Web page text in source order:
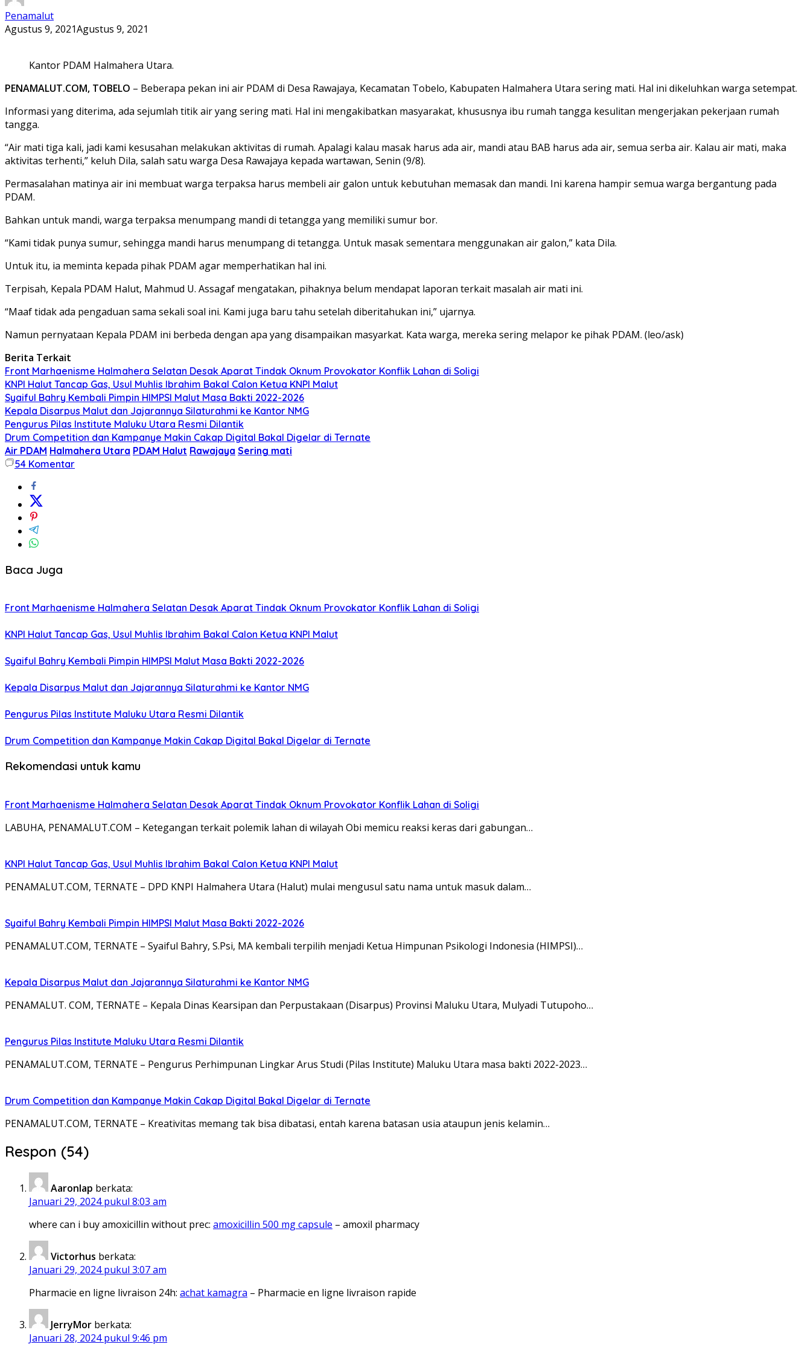
Penamalut
Agustus 9, 2021Agustus 9, 2021
Kantor PDAM Halmahera Utara.
PENAMALUT.COM, TOBELO – Beberapa pekan ini air PDAM di Desa Rawajaya, Kecamatan Tobelo, Kabupaten Halmahera Utara sering mati. Hal ini dikeluhkan warga setempat.
Informasi yang diterima, ada sejumlah titik air yang sering mati. Hal ini mengakibatkan masyarakat, khususnya ibu rumah tangga kesulitan mengerjakan pekerjaan rumah
tangga.
“Air mati tiga kali, jadi kami kesusahan melakukan aktivitas di rumah. Apalagi kalau masak harus ada air, mandi atau BAB harus ada air, semua serba air. Kalau air mati, maka
aktivitas terhenti,” keluh Dila, salah satu warga Desa Rawajaya kepada wartawan, Senin (9/8).
Permasalahan matinya air ini membuat warga terpaksa harus membeli air galon untuk kebutuhan memasak dan mandi. Ini karena hampir semua warga bergantung pada
PDAM.
Bahkan untuk mandi, warga terpaksa menumpang mandi di tetangga yang memiliki sumur bor.
“Kami tidak punya sumur, sehingga mandi harus menumpang di tetangga. Untuk masak sementara menggunakan air galon,” kata Dila.
Untuk itu, ia meminta kepada pihak PDAM agar memperhatikan hal ini.
Terpisah, Kepala PDAM Halut, Mahmud U. Assagaf mengatakan, pihaknya belum mendapat laporan terkait masalah air mati ini.
“Maaf tidak ada pengaduan sama sekali soal ini. Kami juga baru tahu setelah diberitahukan ini,” ujarnya.
Namun pernyataan Kepala PDAM ini berbeda dengan apa yang disampaikan masyarkat. Kata warga, mereka sering melapor ke pihak PDAM. (leo/ask)
Berita Terkait
Front Marhaenisme Halmahera Selatan Desak Aparat Tindak Oknum Provokator Konflik Lahan di Soligi
KNPI Halut Tancap Gas, Usul Muhlis Ibrahim Bakal Calon Ketua KNPI Malut
Syaiful Bahry Kembali Pimpin HIMPSI Malut Masa Bakti 2022-2026
Kepala Disarpus Malut dan Jajarannya Silaturahmi ke Kantor NMG
Pengurus Pilas Institute Maluku Utara Resmi Dilantik
Drum Competition dan Kampanye Makin Cakap Digital Bakal Digelar di Ternate
Air PDAM Halmahera Utara PDAM Halut Rawajaya Sering mati
54 Komentar
Baca Juga
Front Marhaenisme Halmahera Selatan Desak Aparat Tindak Oknum Provokator Konflik Lahan di Soligi
KNPI Halut Tancap Gas, Usul Muhlis Ibrahim Bakal Calon Ketua KNPI Malut
Syaiful Bahry Kembali Pimpin HIMPSI Malut Masa Bakti 2022-2026
Kepala Disarpus Malut dan Jajarannya Silaturahmi ke Kantor NMG
Pengurus Pilas Institute Maluku Utara Resmi Dilantik
Drum Competition dan Kampanye Makin Cakap Digital Bakal Digelar di Ternate
Rekomendasi untuk kamu
Front Marhaenisme Halmahera Selatan Desak Aparat Tindak Oknum Provokator Konflik Lahan di Soligi
LABUHA, PENAMALUT.COM – Ketegangan terkait polemik lahan di wilayah Obi memicu reaksi keras dari gabungan…
KNPI Halut Tancap Gas, Usul Muhlis Ibrahim Bakal Calon Ketua KNPI Malut
PENAMALUT.COM, TERNATE – DPD KNPI Halmahera Utara (Halut) mulai mengusul satu nama untuk masuk dalam…
Syaiful Bahry Kembali Pimpin HIMPSI Malut Masa Bakti 2022-2026
PENAMALUT.COM, TERNATE – Syaiful Bahry, S.Psi, MA kembali terpilih menjadi Ketua Himpunan Psikologi Indonesia (HIMPSI)…
Kepala Disarpus Malut dan Jajarannya Silaturahmi ke Kantor NMG
PENAMALUT. COM, TERNATE – Kepala Dinas Kearsipan dan Perpustakaan (Disarpus) Provinsi Maluku Utara, Mulyadi Tutupoho…
Pengurus Pilas Institute Maluku Utara Resmi Dilantik
PENAMALUT.COM, TERNATE – Pengurus Perhimpunan Lingkar Arus Studi (Pilas Institute) Maluku Utara masa bakti 2022-2023…
Drum Competition dan Kampanye Makin Cakap Digital Bakal Digelar di Ternate
PENAMALUT.COM, TERNATE – Kreativitas memang tak bisa dibatasi, entah karena batasan usia ataupun jenis kelamin…
Respon (54)
Aaronlap berkata:
Januari 29, 2024 pukul 8:03 am
where can i buy amoxicillin without prec: amoxicillin 500 mg capsule – amoxil pharmacy
Victorhus berkata:
Januari 29, 2024 pukul 3:07 am
Pharmacie en ligne livraison 24h: achat kamagra – Pharmacie en ligne livraison rapide
JerryMor berkata:
Januari 28, 2024 pukul 9:46 pm